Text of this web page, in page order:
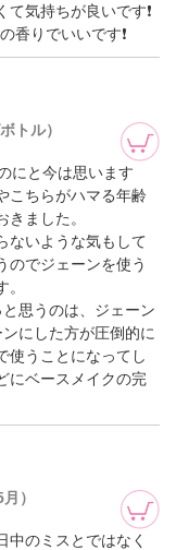
気持ちが良いです❗
香りでいいです❗
トル）
にと今は思います
こちらがハマる年齢
ました。
ないような気もして
のでジェーンを使う
思うのは、ジェーン
にした方が圧倒的に
使うことになってし
にベースメイクの完
）
中のミスとではなく